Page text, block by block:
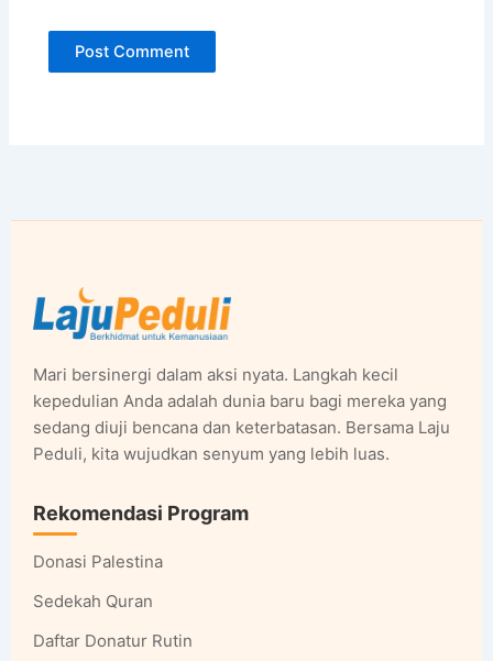
Mari bersinergi dalam aksi nyata. Langkah kecil
kepedulian Anda adalah dunia baru bagi mereka yang
sedang diuji bencana dan keterbatasan. Bersama Laju
Peduli, kita wujudkan senyum yang lebih luas.
Rekomendasi Program
Donasi Palestina
Sedekah Quran
Daftar Donatur Rutin